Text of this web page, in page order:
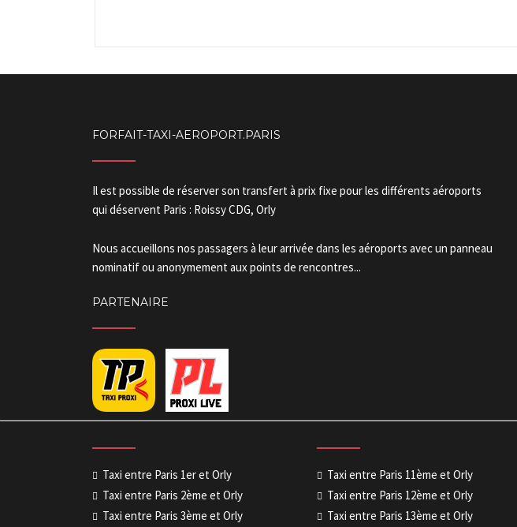
FORFAIT-TAXI-AEROPORT.PARIS
Il est possible de réserver son transfert à prix fixe pour les différents aéroports
qui déservent Paris : Roissy CDG, Orly
Nous accueillons nos passagers à leur arrivée dans les aéroports avec un panneau
nominatif ou anonymement aux points de rencontres...
PARTENAIRE
Taxi entre Paris 1er et Orly
Taxi entre Paris 2ème et Orly
Taxi entre Paris 3ème et Orly
Taxi entre Paris 11ème et Orly
Taxi entre Paris 12ème et Orly
Taxi entre Paris 13ème et Orly